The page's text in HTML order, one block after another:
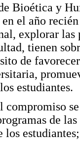
Bioética y
el año
explorar las
tienen
de
estudiantes.
compromiso
de